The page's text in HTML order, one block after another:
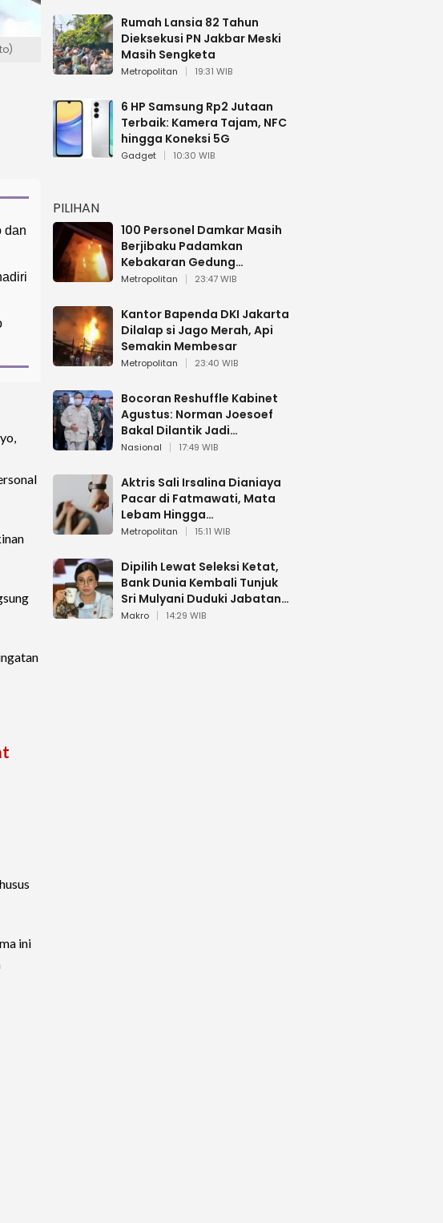
dan
ini
Rumah Lansia 82 Tahun
Dieksekusi PN Jakbar Meski
Masih Sengketa
Metropolitan 19:31 WIB
6 HP Samsung Rp2 Jutaan
Terbaik: Kamera Tajam, NFC
hingga Koneksi 5G
Gadget 10:30 WIB
PILIHAN
100 Personel Damkar Masih
Berjibaku Padamkan
Kebakaran Gedung
Bapenda DKI
Metropolitan 23:47 WIB
Kantor Bapenda DKI Jakarta
Dilalap si Jago Merah, Api
Semakin Membesar
Metropolitan 23:40 WIB
Bocoran Reshuffle Kabinet
Agustus: Norman Joesoef
Bakal Dilantik Jadi
Wamenhan RI
Nasional 17:49 WIB
Aktris Sali Irsalina Dianiaya
Pacar di Fatmawati, Mata
Lebam Hingga
Diselamatkan Polantas
Metropolitan 15:11 WIB
Dipilih Lewat Seleksi Ketat,
Bank Dunia Kembali Tunjuk
Sri Mulyani Duduki Jabatan
Strategis
Makro 14:29 WIB